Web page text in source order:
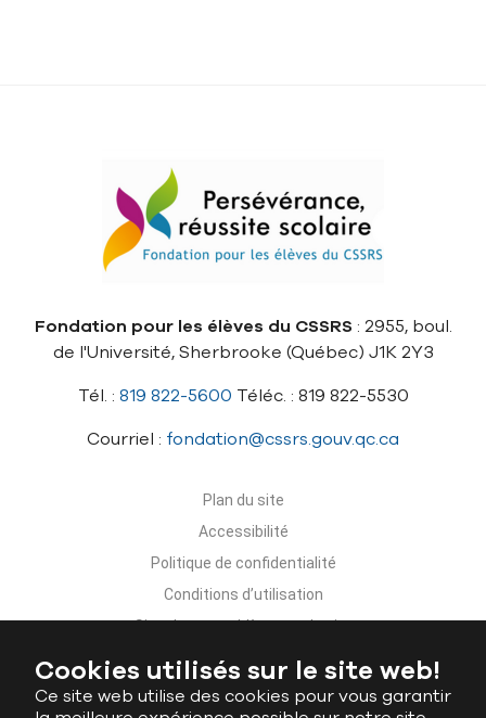
Cookies utilisés sur le site web!
Ce site web utilise des cookies pour vous garantir
Fondation pour les élèves du CSSRS : 2955, boul.
de l'Université, Sherbrooke (Québec) J1K 2Y3
Tél. : 819 822-5600 Téléc. : 819 822-5530
Courriel : fondation@cssrs.gouv.qc.ca
Plan du site
Accessibilité
Politique de confidentialité
Conditions d’utilisation
Signaler un problème sur le site
Nous joindre